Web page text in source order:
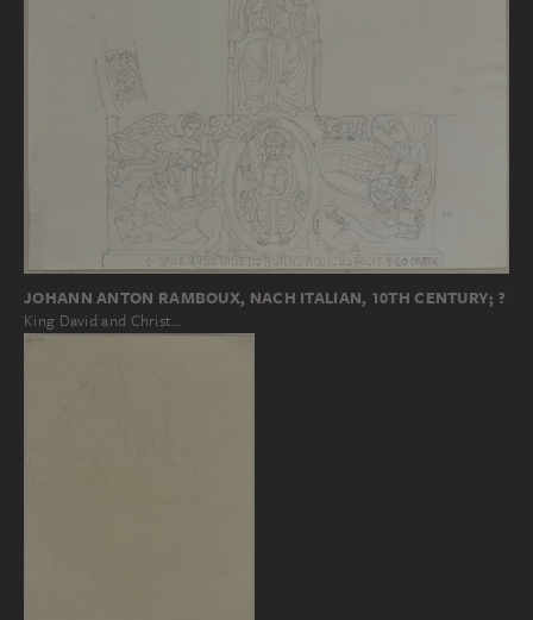
JOHANN ANTON RAMBOUX, NACH ITALIAN, 10TH CENTURY; ?
King David and Christ…